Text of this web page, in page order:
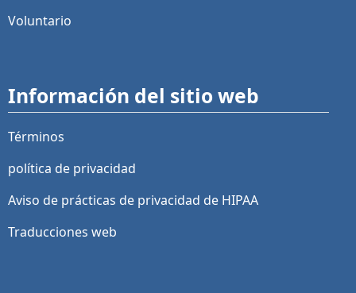
Voluntario
Información del sitio web
Términos
política de privacidad
Aviso de prácticas de privacidad de HIPAA
Traducciones web